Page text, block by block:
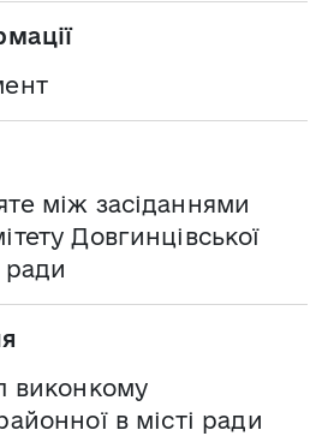
між засіданнями
Довгинцівської
ради
виконкому
в місті ради